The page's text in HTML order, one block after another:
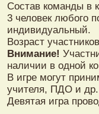
Состав команды в
3 человек любого
индивидуальный.
Возраст
Внимание!
наличии в одной
В игре могут
учителя, ПДО и др.
Девятая игра